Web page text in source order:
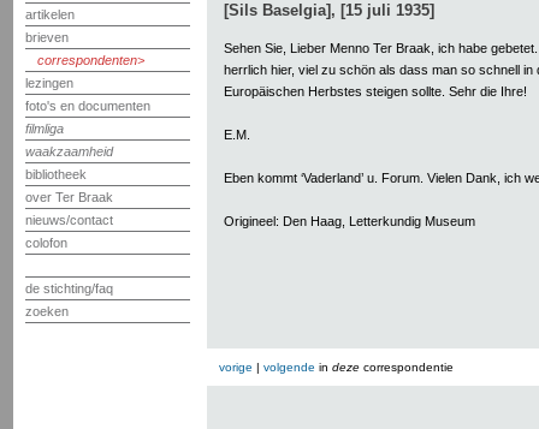
artikelen
brieven
correspondenten
lezingen
foto's en documenten
filmliga
waakzaamheid
bibliotheek
over Ter Braak
nieuws/contact
colofon
de stichting/faq
zoeken
[Sils Baselgia], [15 juli 1935]
Sehen Sie, Lieber Menno Ter Braak, ich habe
herrlich hier, viel zu schön als dass man so schnell in
Europäischen Herbstes steigen sollte. Sehr die Ihre!
E.M.
Eben kommt ‘Vaderland’ u. Forum. Vielen Dank, ich
Origineel: Den Haag, Letterkundig Museum
vorige | volgende in deze correspondentie